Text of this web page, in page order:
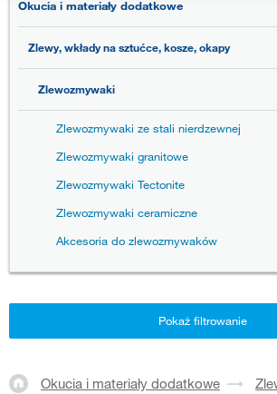
Okucia i materiały dodatkowe
Zlewy, wkłady na sztućce, kosze, okapy
Zlewozmywaki
Zlewozmywaki ze stali nierdzewnej
Zlewozmywaki granitowe
Zlewozmywaki Tectonite
Zlewozmywaki ceramiczne
Akcesoria do zlewozmywaków
Pokaż filtrowanie
Okucia i materiały dodatkowe